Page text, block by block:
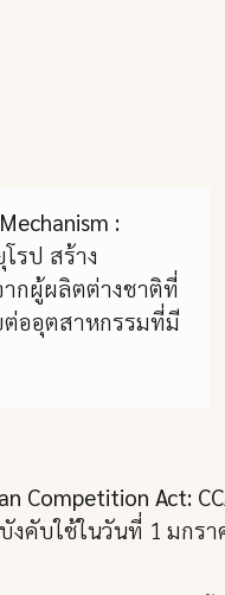
:
รป สร้าง
ากผู้ผลิตต่างชาติที่
ต่ออุตสาหกรรมที่มี
Competition Act:
งคับใช้ในวันที่ 1 มกรา